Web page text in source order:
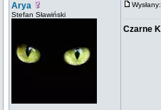
Arya
Stefan Sławiński
Czarne